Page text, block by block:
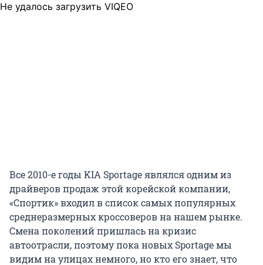
Не удалось загрузить VIQEO
Все 2010-е годы KIA Sportage являлся одним из
драйверов продаж этой корейской компании,
«Спортик» входил в список самых популярных
среднеразмерных кроссоверов на нашем рынке.
Смена поколений пришлась на кризис
автоотрасли, поэтому пока новых Sportage мы
видим на улицах немного, но кто его знает, что